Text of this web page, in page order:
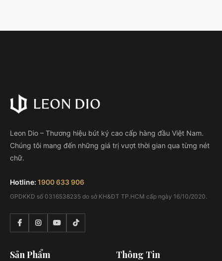
Leon Dio – Thương hiệu bút ký cao cấp hàng đầu Việt Nam.
Chúng tôi mang đến những giá trị vượt thời gian qua từng nét
chữ.
Hotline: 1900 633 906
GPDKKD số 0316538235 do sở KH&ĐT TP.HCM cấp ngày 16/10/2020.
Sản Phẩm Thông Tin